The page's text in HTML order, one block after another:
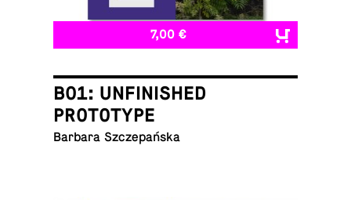
7,00 €
B01: UNFINISHED
PROTOTYPE
Barbara Szczepańska